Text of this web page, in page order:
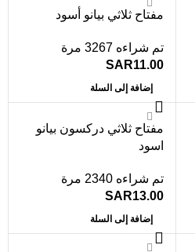
مفتاح ثلاثي بيانو أسود
تم شراءه 3267 مرة
SAR11.00
إضافة إلى السلة
مفتاح ثلاثي دركسون بيانو
اسود
تم شراءه 2340 مرة
SAR13.00
إضافة إلى السلة